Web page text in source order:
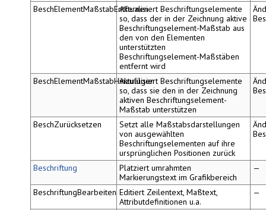
BeschElementMaßstabEntfernenAktualisiert Beschriftungselemente
so, dass der in der Zeichnung aktive
Beschriftungselement-Maßstab aus
den von den Elementen
unterstützten
Beschriftungselement-Maßstäben
entfernt wird
BeschElementMaßstabHinzufügenAktualisiert Beschriftungselemente
so, dass sie den in der Zeichnung
aktiven Beschriftungselement-
Maßstab unterstützen
BeschZurücksetzen
Setzt alle Maßstabsdarstellungen
von ausgewählten
Beschriftungselementen auf ihre
ursprünglichen Positionen zurück
Beschriftung
Platziert umrahmten
Markierungstext im Grafikbereich
—
BeschriftungBearbeiten Editiert Zeilentext, Maßtext,
Attributdefinitionen u.a.
—